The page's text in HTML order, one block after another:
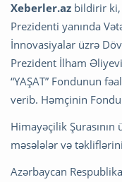
Xeberler.az bildirir ki,
Prezidenti yanında
İnnovasiyalar üzrə
Prezident İlham
“YAŞAT” Fondunun
verib. Həmçinin
Himayəçilik
məsələlər və
Azərbaycan